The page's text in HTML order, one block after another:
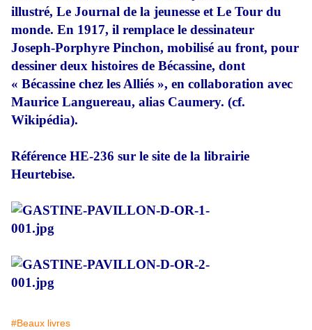
illustré, Le Journal de la jeunesse et Le Tour du
monde. En 1917, il remplace le dessinateur
Joseph-Porphyre Pinchon, mobilisé au front, pour
dessiner deux histoires de Bécassine, dont
« Bécassine chez les Alliés », en collaboration avec
Maurice Languereau, alias Caumery. (cf.
Wikipédia).
Référence HE-236 sur le site de la librairie
Heurtebise.
#Beaux livres